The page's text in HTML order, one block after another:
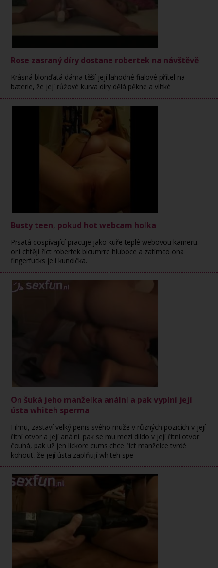
Rose zasraný díry dostane robertek na návštěvě
Krásná blonďatá dáma těší její lahodné fialové přítel na
baterie, že její růžové kurva díry dělá pěkné a vlhké
Busty teen, pokud hot webcam holka
Prsatá dospívající pracuje jako kuře teplé webovou kameru.
oni chtějí říct robertek bicumrre hluboce a zatímco ona
fingerfucks její kundička.
On šuká jeho manželka anální a pak vyplní její
ústa whiteh sperma
Filmu, zastaví velký penis svého muže v různých pozicích v její
řitní otvor a její anální. pak se mu mezi dildo v její řitní otvor
čouhá, pak už jen lickore cums chce říct manželce tvrdé
kohout, že její ústa zaplňují whiteh spe